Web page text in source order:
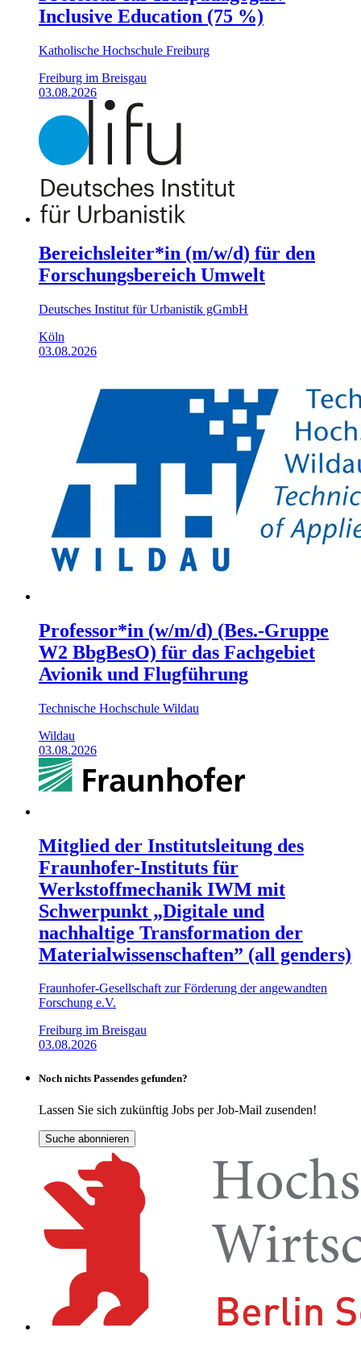
Inclusive Education (75 %)
Katholische Hochschule Freiburg
Freiburg im Breisgau
03.08.2026
Bereichsleiter*in (m/w/d) für den
Forschungsbereich Umwelt
Deutsches Institut für Urbanistik gGmbH
Köln
03.08.2026
Professor*in (w/m/d) (Bes.-Gruppe
W2 BbgBesO) für das Fachgebiet
Avionik und Flugführung
Technische Hochschule Wildau
Wildau
03.08.2026
Mitglied der Institutsleitung des
Fraunhofer-Instituts für
Werkstoffmechanik IWM mit
Schwerpunkt „Digitale und
nachhaltige Transformation der
Materialwissenschaften” (all genders)
Fraunhofer-Gesellschaft zur Förderung der angewandten
Forschung e.V.
Freiburg im Breisgau
03.08.2026
Noch nichts Passendes gefunden?
Lassen Sie sich zukünftig Jobs per Job-Mail zusenden!
Suche abonnieren